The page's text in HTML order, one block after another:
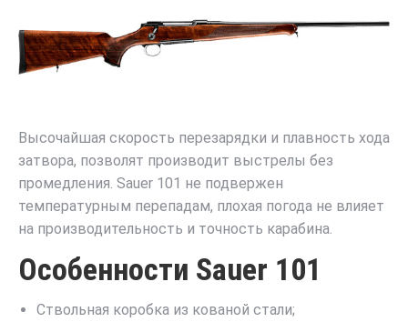
Высочайшая скорость перезарядки и плавность хода
затвора, позволят производит выстрелы без
промедления. Sauer 101 не подвержен
температурным перепадам, плохая погода не влияет
на производительность и точность карабина.
Особенности Sauer 101
Ствольная коробка из кованой стали;